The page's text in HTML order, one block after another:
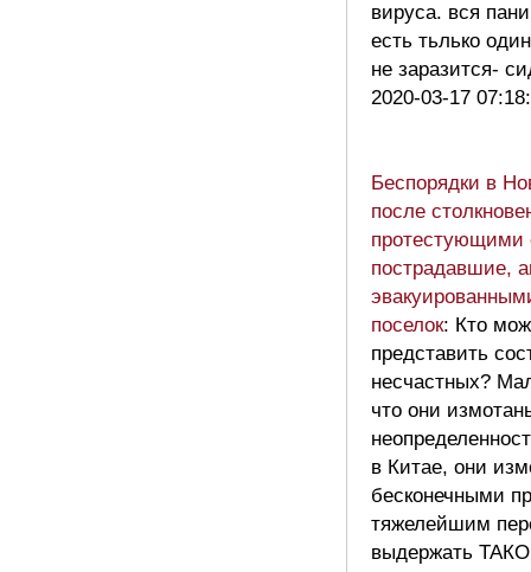
вируса. вся
есть тьлько
не заразится-
2020-03-17
Беспорядки в
после
протестующими
пострадавшие,
поселок: Кто
представить
несчастных?
что они
в Китае, они
бесконечными
тяжелейшим
выдержать